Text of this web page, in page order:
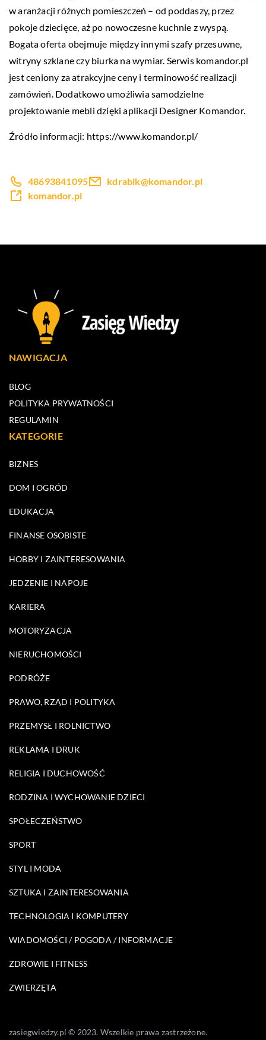
w aranżacji różnych pomieszczeń – od poddaszy, przez
pokoje dziecięce, aż po nowoczesne kuchnie z wyspą.
Bogata oferta obejmuje między innymi szafy przesuwne,
witryny szklane czy biurka na wymiar. Serwis komandor.pl
jest ceniony za atrakcyjne ceny i terminowość realizacji
zamówień. Dodatkowo umożliwia samodzielne
projektowanie mebli dzięki aplikacji Designer Komandor.
Źródło informacji: https://www.komandor.pl/
48693841095
kdrabik@komandor.pl
komandor.pl
NAWIGACJA
BLOG
POLITYKA PRYWATNOŚCI
REGULAMIN
KATEGORIE
BIZNES
DOM I OGRÓD
EDUKACJA
FINANSE OSOBISTE
HOBBY I ZAINTERESOWANIA
JEDZENIE I NAPOJE
KARIERA
MOTORYZACJA
NIERUCHOMOŚCI
PODRÓŻE
PRAWO, RZĄD I POLITYKA
PRZEMYSŁ I ROLNICTWO
REKLAMA I DRUK
RELIGIA I DUCHOWOŚĆ
RODZINA I WYCHOWANIE DZIECI
SPOŁECZEŃSTWO
SPORT
STYL I MODA
SZTUKA I ZAINTERESOWANIA
TECHNOLOGIA I KOMPUTERY
WIADOMOŚCI / POGODA / INFORMACJE
ZDROWIE I FITNESS
ZWIERZĘTA
zasiegwiedzy.pl © 2023. Wszelkie prawa zastrzeżone.